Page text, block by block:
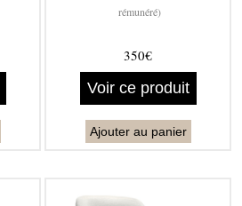
rémunéré)
350€
Voir ce produit
Ajouter au panier